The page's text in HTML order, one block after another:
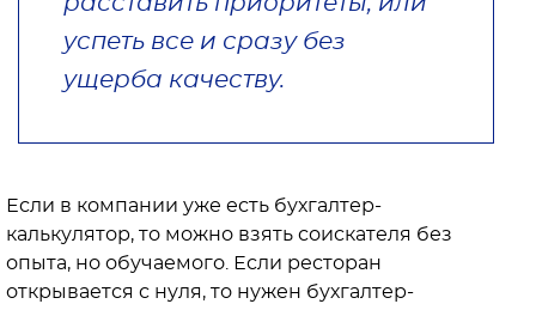
успеть все и сразу без
ущерба качеству.
Если в компании уже есть бухгалтер-
калькулятор, то можно взять соискателя без
опыта, но обучаемого. Если ресторан
открывается с нуля, то нужен бухгалтер-